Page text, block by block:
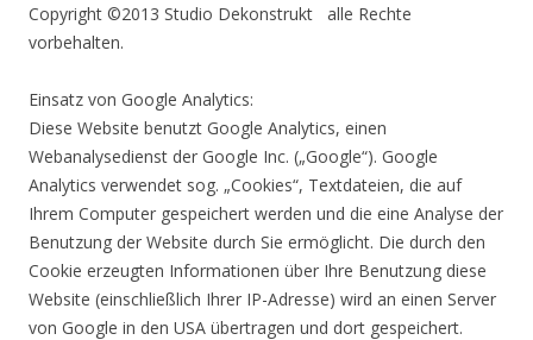
Copyright ©2013 Studio Dekonstrukt alle Rechte
vorbehalten.
Einsatz von Google Analytics:
Diese Website benutzt Google Analytics, einen
Webanalysedienst der Google Inc. („Google“). Google
Analytics verwendet sog. „Cookies“, Textdateien, die auf
Ihrem Computer gespeichert werden und die eine Analyse der
Benutzung der Website durch Sie ermöglicht. Die durch den
Cookie erzeugten Informationen über Ihre Benutzung diese
Website (einschließlich Ihrer IP-Adresse) wird an einen Server
von Google in den USA übertragen und dort gespeichert.